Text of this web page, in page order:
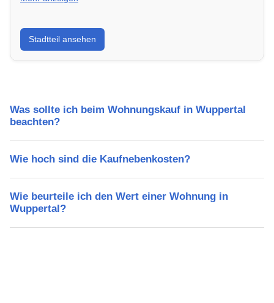
Erfahre mehr über deinen Stadtteil in Wuppertal:
Lebensqualität, Verkehrsanbindung, Schulen,
Freizeitmöglichkeiten und Mietpreise.
Stadtteil ansehen
Was sollte ich beim Wohnungskauf in Wuppertal
beachten?
Wie hoch sind die Kaufnebenkosten?
Wie beurteile ich den Wert einer Wohnung in
Wuppertal?